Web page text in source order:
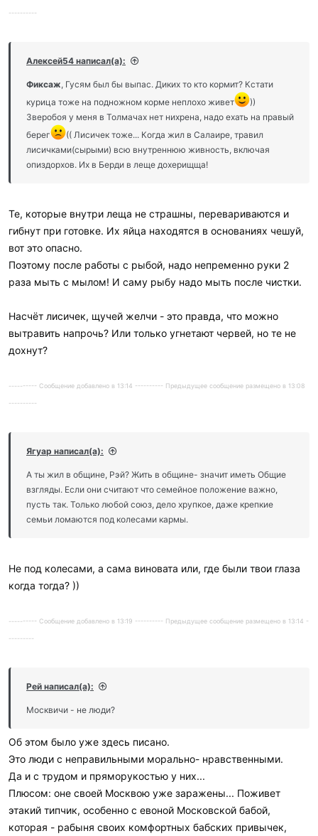
----------
Алексей54 написал(а):
Фиксаж, Гусям был бы выпас. Диких то кто кормит? Кстати
курица тоже на подножном корме неплохо живет
))
Зверобоя у меня в Толмачах нет нихрена, надо ехать на правый
берег
(( Лисичек тоже... Когда жил в Салаире, травил
лисичками(сырыми) всю внутреннюю живность, включая
опиздорхов. Их в Берди в леще дохерищща!
Те, которые внутри леща не страшны, перевариваются и
гибнут при готовке. Их яйца находятся в основаниях чешуй,
вот это опасно.
Поэтому после работы с рыбой, надо непременно руки 2
раза мыть с мылом! И саму рыбу надо мыть после чистки.
Насчёт лисичек, щучей желчи - это правда, что можно
вытравить напрочь? Или только угнетают червей, но те не
дохнут?
---------- Сообщение добавлено в 13:14 ---------- Предыдущее сообщение размещено в 13:08
----------
Ягуар написал(а):
А ты жил в общине, Рэй? Жить в общине- значит иметь Общие
взгляды. Если они считают что семейное положение важно,
пусть так. Только любой союз, дело хрупкое, даже крепкие
семьи ломаются под колесами кармы.
Не под колесами, а сама виновата или, где были твои глаза
когда тогда? ))
---------- Сообщение добавлено в 13:19 ---------- Предыдущее сообщение размещено в 13:14 -
---------
Рей написал(а):
Москвичи - не люди?
Об этом было уже здесь писано.
Это люди с неправильными морально- нравственными.
Да и с трудом и пряморукостью у них...
Плюсом: оне своей Москвою уже заражены... Поживет
этакий типчик, особенно с евоной Московской бабой,
которая - рабыня своих комфортных бабских привычек,